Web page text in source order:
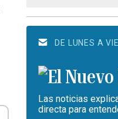
DE LUNES A
Las noticias
directa para